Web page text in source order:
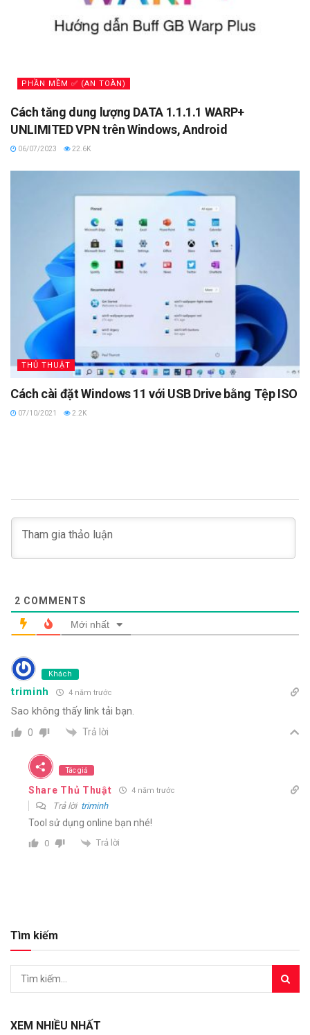
PHẦN MỀM ✅ (AN TOÀN)
Cách tăng dung lượng DATA 1.1.1.1 WARP+
UNLIMITED VPN trên Windows, Android
06/07/2023 22.6K
THỦ THUẬT
Cách cài đặt Windows 11 với USB Drive bằng Tệp ISO
07/10/2021 2.2K
2 COMMENTS
Mới nhất
Khách
triminh 4 năm trước
Sao không thấy link tải bạn.
0 Trả lời
Tác giả
Share Thủ Thuật 4 năm trước
Trả lời triminh
Tool sử dụng online bạn nhé!
0 Trả lời
Tìm kiếm
XEM NHIỀU NHẤT